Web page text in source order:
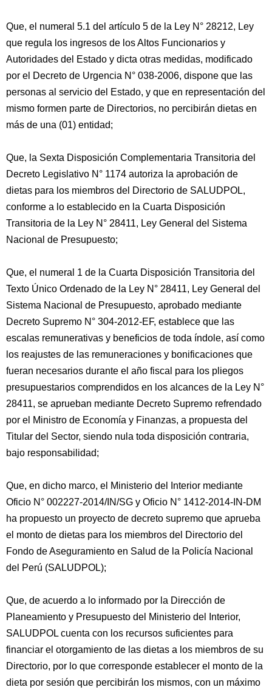
Que, el numeral 5.1 del artículo 5 de la Ley N° 28212, Ley
que regula los ingresos de los Altos Funcionarios y
Autoridades del Estado y dicta otras medidas, modificado
por el Decreto de Urgencia N° 038-2006, dispone que las
personas al servicio del Estado, y que en representación del
mismo formen parte de Directorios, no percibirán dietas en
más de una (01) entidad;
Que, la Sexta Disposición Complementaria Transitoria del
Decreto Legislativo N° 1174 autoriza la aprobación de
dietas para los miembros del Directorio de SALUDPOL,
conforme a lo establecido en la Cuarta Disposición
Transitoria de la Ley N° 28411, Ley General del Sistema
Nacional de Presupuesto;
Que, el numeral 1 de la Cuarta Disposición Transitoria del
Texto Único Ordenado de la Ley N° 28411, Ley General del
Sistema Nacional de Presupuesto, aprobado mediante
Decreto Supremo N° 304-2012-EF, establece que las
escalas remunerativas y beneficios de toda índole, así como
los reajustes de las remuneraciones y bonificaciones que
fueran necesarios durante el año fiscal para los pliegos
presupuestarios comprendidos en los alcances de la Ley N°
28411, se aprueban mediante Decreto Supremo refrendado
por el Ministro de Economía y Finanzas, a propuesta del
Titular del Sector, siendo nula toda disposición contraria,
bajo responsabilidad;
Que, en dicho marco, el Ministerio del Interior mediante
Oficio N° 002227-2014/IN/SG y Oficio N° 1412-2014-IN-DM
ha propuesto un proyecto de decreto supremo que aprueba
el monto de dietas para los miembros del Directorio del
Fondo de Aseguramiento en Salud de la Policía Nacional
del Perú (SALUDPOL);
Que, de acuerdo a lo informado por la Dirección de
Planeamiento y Presupuesto del Ministerio del Interior,
SALUDPOL cuenta con los recursos suficientes para
financiar el otorgamiento de las dietas a los miembros de su
Directorio, por lo que corresponde establecer el monto de la
dieta por sesión que percibirán los mismos, con un máximo